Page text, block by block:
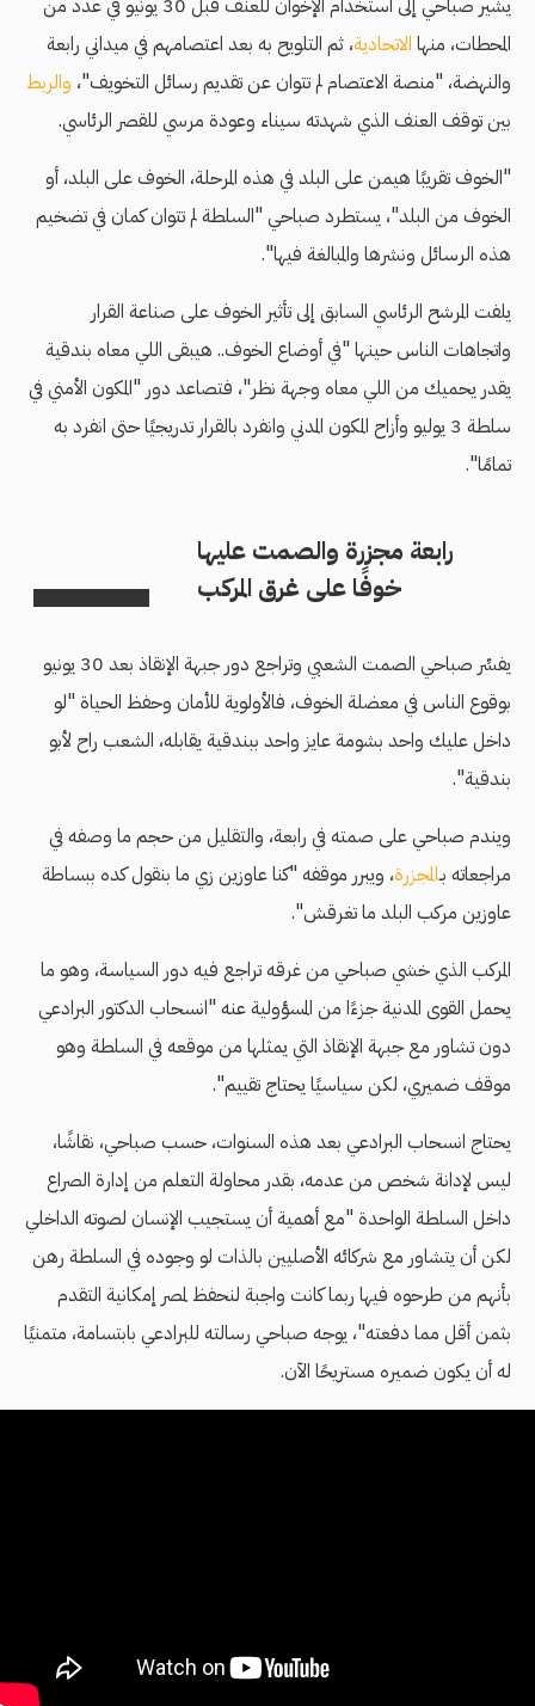
يشير صباحي إلى استخدام الإخوان للعنف قبل 30 يونيو في عدد من
المحطات، منها الاتحادية، ثم التلويح به بعد اعتصامهم في ميداني رابعة
والنهضة، "منصة الاعتصام لم تتوان عن تقديم رسائل التخويف"، والربط
بين توقف العنف الذي شهدته سيناء وعودة مرسي للقصر الرئاسي.
"الخوف تقريبًا هيمن على البلد في هذه المرحلة، الخوف على البلد، أو
الخوف من البلد"، يستطرد صباحي "السلطة لم تتوان كمان في تضخيم
هذه الرسائل ونشرها والمبالغة فيها".
يلفت المرشح الرئاسي السابق إلى تأثير الخوف على صناعة القرار
واتجاهات الناس حينها "في أوضاع الخوف.. هيبقى اللي معاه بندقية
يقدر يحميك من اللي معاه وجهة نظر"، فتصاعد دور "المكون الأمني في
سلطة 3 يوليو وأزاح المكون المدني وانفرد بالقرار تدريجيًا حتى انفرد به
تمامًا".
رابعة مجزرة والصمت عليها
خوفًا على غرق المركب
يفسِّر صباحي الصمت الشعبي وتراجع دور جبهة الإنقاذ بعد 30 يونيو
بوقوع الناس في معضلة الخوف، فالأولوية للأمان وحفظ الحياة "لو
داخل عليك واحد بشومة عايز واحد ببندقية يقابله، الشعب راح لأبو
بندقية".
ويندم صباحي على صمته في رابعة، والتقليل من حجم ما وصفه في
مراجعاته بـالمجزرة، ويبرر موقفه "كنا عاوزين زي ما بنقول كده ببساطة
عاوزين مركب البلد ما تغرقش".
المركب الذي خشي صباحي من غرقه تراجع فيه دور السياسة، وهو ما
يحمل القوى المدنية جزءًا من المسؤولية عنه "انسحاب الدكتور البرادعي
دون تشاور مع جبهة الإنقاذ التي يمثلها من موقعه في السلطة وهو
موقف ضميري، لكن سياسيًا يحتاج تقييم".
يحتاج انسحاب البرادعي بعد هذه السنوات، حسب صباحي، نقاشًا،
ليس لإدانة شخص من عدمه، بقدر محاولة التعلم من إدارة الصراع
داخل السلطة الواحدة "مع أهمية أن يستجيب الإنسان لصوته الداخلي
لكن أن يتشاور مع شركائه الأصليين بالذات لو وجوده في السلطة رهن
بأنهم من طرحوه فيها ربما كانت واجبة لنحفظ لمصر إمكانية التقدم
بثمن أقل مما دفعته"، يوجه صباحي رسالته للبرادعي بابتسامة، متمنيًا
له أن يكون ضميره مستريحًا الآن.